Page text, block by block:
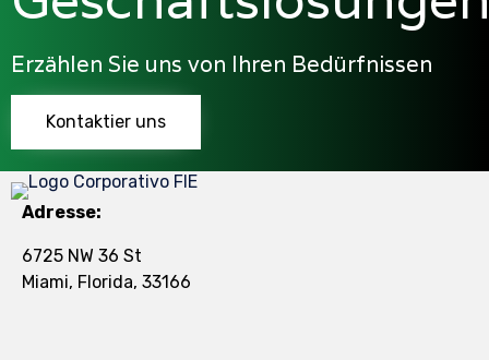
Erzählen Sie uns von Ihren Bedürfnissen
Kontaktier uns
Adresse:
6725 NW 36 St
Miami, Florida, 33166